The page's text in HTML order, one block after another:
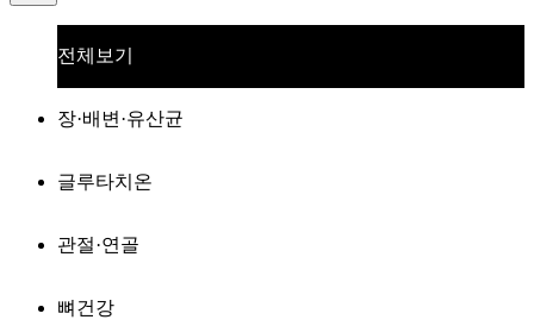
전체보기
장·배변·유산균
글루타치온
관절·연골
뼈건강